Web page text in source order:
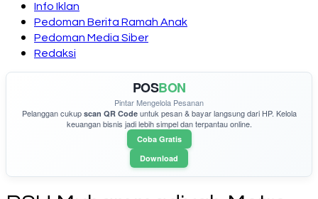
Info Iklan
Pedoman Berita Ramah Anak
Pedoman Media Siber
Redaksi
POSBON
Pintar Mengelola Pesanan
Pelanggan cukup scan QR Codeuntuk pesan & bayar langsung dari HP. Kelola
keuangan bisnis jadi lebih simpel dan terpantau online.
Coba Gratis
Download